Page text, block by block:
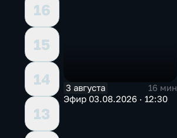
16
15
14
13
3 августа
16 мин
Эфир 03.08.2026 · 12:30